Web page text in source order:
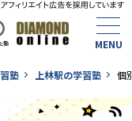
塾 上林駅の学習塾 個